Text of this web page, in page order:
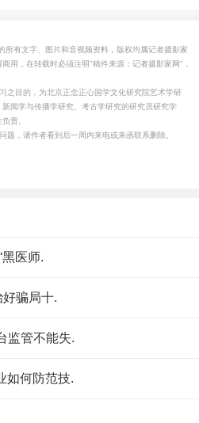
所有文字、图片和音视频资料，版权均属记者摄影家
用，在转载时必须注明"稿件来源：记者摄影家网"，
之目的，为北京正念正心国学文化研究院艺术学研
闻学与传播学研究、考古学研究的研究员研究学
责。
题，请作者看到后一周内来电或来函联系删除。
医师.
好骗局十.
监管不能失.
如何防范技.